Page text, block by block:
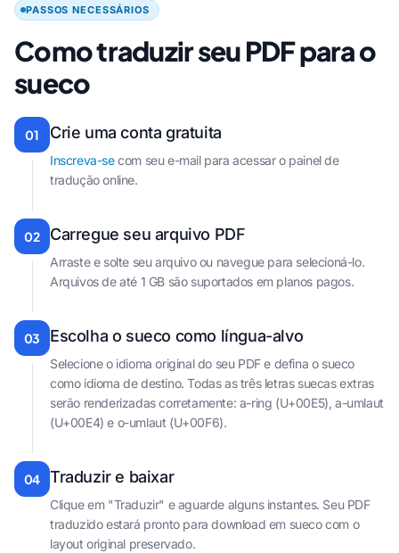
PASSOS NECESSÁRIOS
Como traduzir seu PDF para o
sueco
01 Crie uma conta gratuita
Inscreva-secom seu e-mail para acessar o painel de
tradução online.
02 Carregue seu arquivo PDF
Arraste e solte seu arquivo ou navegue para selecioná-lo.
Arquivos de até 1 GB são suportados em planos pagos.
03 Escolha o sueco como língua-alvo
Selecione o idioma original do seu PDF e defina o sueco
como idioma de destino. Todas as três letras suecas extras
serão renderizadas corretamente: a-ring (U+00E5), a-umlaut
(U+00E4) e o-umlaut (U+00F6).
04 Traduzir e baixar
Clique em "Traduzir" e aguarde alguns instantes. Seu PDF
traduzido estará pronto para download em sueco com o
layout original preservado.